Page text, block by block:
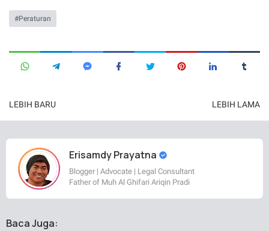
Peraturan
LEBIH BARU LEBIH LAMA
Erisamdy Prayatna
Blogger | Advocate | Legal Consultant
Father of Muh Al Ghifari Ariqin Pradi
Baca Juga: